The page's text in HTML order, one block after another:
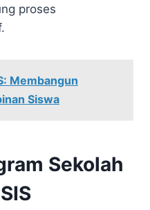
proses
Membangun
Siswa
Sekolah